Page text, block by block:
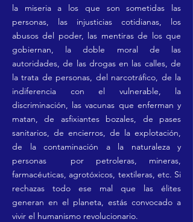
la miseria a los que son sometidas las
personas, las injusticias cotidianas, los
abusos del poder, las mentiras de los que
gobiernan, la doble moral de las
autoridades, de las drogas en las calles, de
la trata de personas, del narcotráfico, de la
indiferencia con el vulnerable, la
discriminación, las vacunas que enferman y
matan, de asfixiantes bozales, de pases
sanitarios, de encierros, de la explotación,
de la contaminación a la naturaleza y
personas por petroleras, mineras,
farmacéuticas, agrotóxicos, textileras, etc. Si
rechazas todo ese mal que las élites
generan en el planeta, estás convocado a
vivir el humanismo revolucionario.